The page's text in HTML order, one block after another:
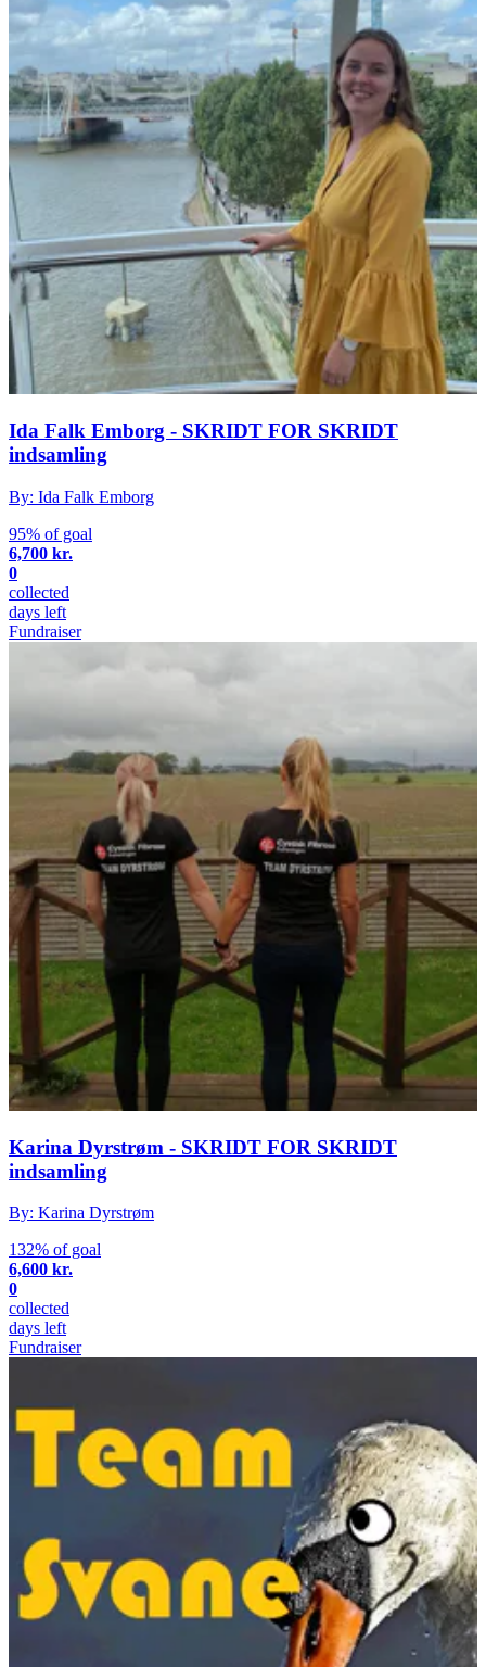
Ida Falk Emborg - SKRIDT FOR SKRIDT
indsamling
By: Ida Falk Emborg
95% of goal
6,700 kr.
0
collected
days left
Fundraiser
Karina Dyrstrøm - SKRIDT FOR SKRIDT
indsamling
By: Karina Dyrstrøm
132% of goal
6,600 kr.
0
collected
days left
Fundraiser